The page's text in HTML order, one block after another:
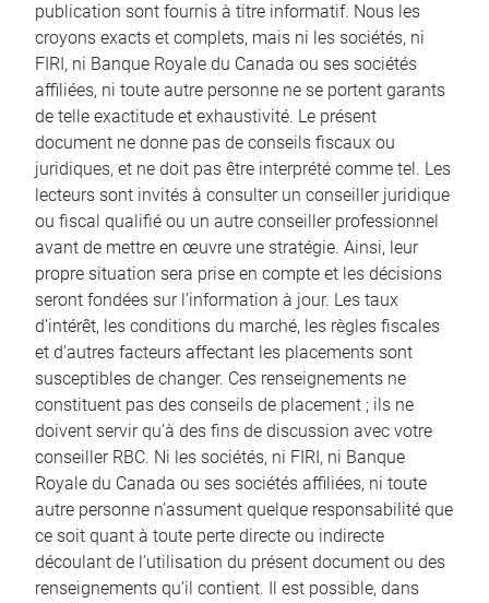
publication sont fournis à titre informatif. Nous les
croyons exacts et complets, mais ni les sociétés, ni
FIRI, ni Banque Royale du Canada ou ses sociétés
affiliées, ni toute autre personne ne se portent garants
de telle exactitude et exhaustivité. Le présent
document ne donne pas de conseils fiscaux ou
juridiques, et ne doit pas être interprété comme tel. Les
lecteurs sont invités à consulter un conseiller juridique
ou fiscal qualifié ou un autre conseiller professionnel
avant de mettre en œuvre une stratégie. Ainsi, leur
propre situation sera prise en compte et les décisions
seront fondées sur l’information à jour. Les taux
d’intérêt, les conditions du marché, les règles fiscales
et d’autres facteurs affectant les placements sont
susceptibles de changer. Ces renseignements ne
constituent pas des conseils de placement ; ils ne
doivent servir qu’à des fins de discussion avec votre
conseiller RBC. Ni les sociétés, ni FIRI, ni Banque
Royale du Canada ou ses sociétés affiliées, ni toute
autre personne n’assument quelque responsabilité que
ce soit quant à toute perte directe ou indirecte
découlant de l’utilisation du présent document ou des
renseignements qu’il contient. Il est possible, dans